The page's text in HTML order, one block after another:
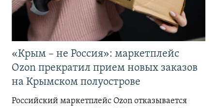
«Крым – не Россия»: маркетплейс
Ozon прекратил прием новых заказов
на Крымском полуострове
Российский маркетплейс Ozon отказывается